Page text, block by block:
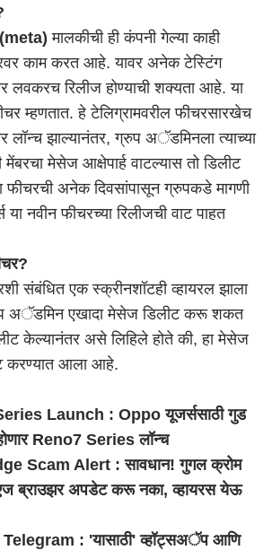
(meta) मालकीची ही कंपनी गेल्या काही
काम करत आहे. यावर अनेक टेस्टिंग
लवकरच रिलीज होण्याची शक्यता आहे. या
म्हणतात. हे टेलिग्रामवरील फीचरसारखेच
झाल्यानंतर, ग्रुप अॅडमिनला त्याच्या
मेसेज आक्षेपार्ह वाटल्यास तो डिलीट
अनेक दिवसांपासून ग्रुपकडे मागणी
या नवीन फीचरच्या रिलीजची वाट पाहत
संबंधित एक स्क्रीनशॉटही व्हायरल झाला
अॅडमिन एखादा मेसेज डिलीट करू शकत
केल्यानंतर असे लिहिले होते की, हा मेसेज
करण्यात आला आहे.
Launch : Oppo यूजर्ससाठी गुड
Reno7 Series लॉन्च
Scam Alert : सावधान! गुगल क्रोम
ब्राउझर अपडेट करू नका, व्हायरस येऊ
: 'यासाठी' व्हॉट्सअॅप आणि